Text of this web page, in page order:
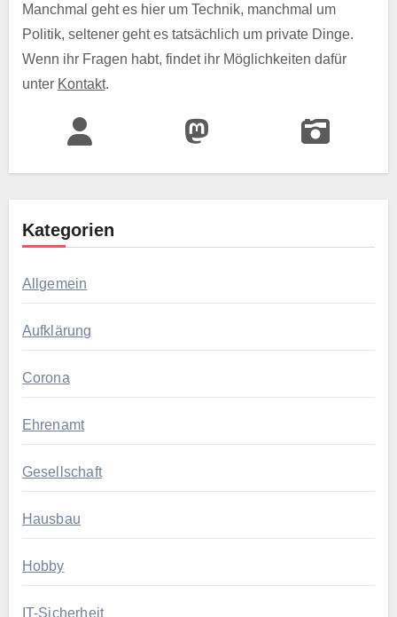
Manchmal geht es hier um Technik, manchmal um
Politik, seltener geht es tatsächlich um private Dinge.
Wenn ihr Fragen habt, findet ihr Möglichkeiten dafür
unter Kontakt.
Kategorien
Allgemein
Aufklärung
Corona
Ehrenamt
Gesellschaft
Hausbau
Hobby
IT-Sicherheit